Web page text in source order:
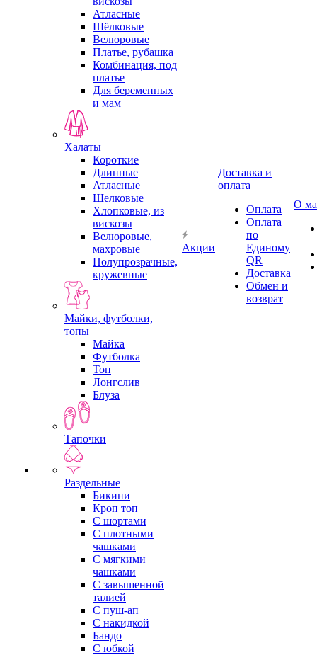
Атласные
Шёлковые
Велюровые
Платье, рубашка
Комбинация, под
платье
Для беременных
и мам
Халаты
Короткие
Длинные
Атласные
Шелковые
Хлопковые, из
вискозы
Велюровые,
махровые
Полупрозрачные,
кружевные
Майки, футболки,
топы
Майка
Футболка
Топ
Лонгслив
Блуза
Тапочки
Раздельные
Бикини
Кроп топ
С шортами
С плотными
чашками
С мягкими
чашками
С завышенной
талией
С пуш-ап
С накидкой
Бандо
С юбкой
Акции
Доставка и
оплата
Оплата
Оплата
по
Единому
QR
Доставка
Обмен и
возврат
О